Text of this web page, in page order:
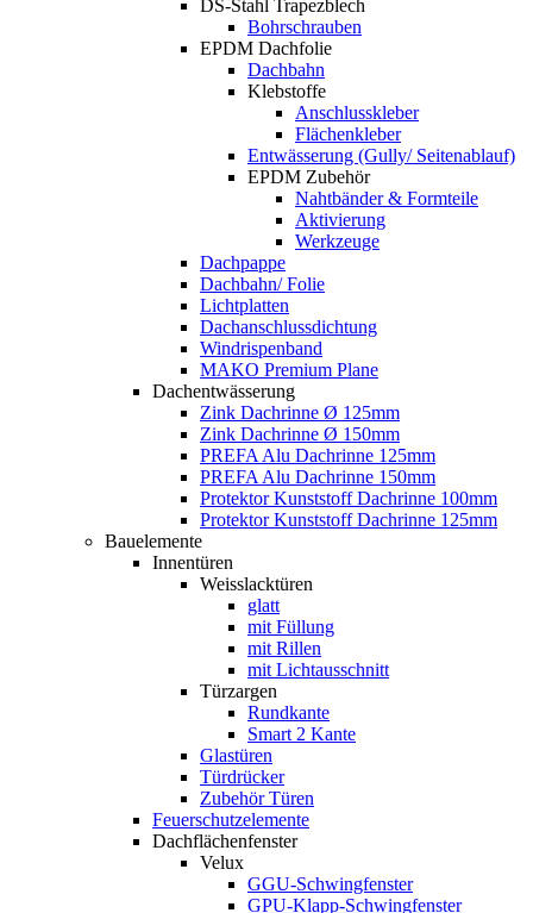
DS-Stahl Trapezblech
Bohrschrauben
EPDM Dachfolie
Dachbahn
Klebstoffe
Anschlusskleber
Flächenkleber
Entwässerung (Gully/ Seitenablauf)
EPDM Zubehör
Nahtbänder & Formteile
Aktivierung
Werkzeuge
Dachpappe
Dachbahn/ Folie
Lichtplatten
Dachanschlussdichtung
Windrispenband
MAKO Premium Plane
Dachentwässerung
Zink Dachrinne Ø 125mm
Zink Dachrinne Ø 150mm
PREFA Alu Dachrinne 125mm
PREFA Alu Dachrinne 150mm
Protektor Kunststoff Dachrinne 100mm
Protektor Kunststoff Dachrinne 125mm
Bauelemente
Innentüren
Weisslacktüren
glatt
mit Füllung
mit Rillen
mit Lichtausschnitt
Türzargen
Rundkante
Smart 2 Kante
Glastüren
Türdrücker
Zubehör Türen
Feuerschutzelemente
Dachflächenfenster
Velux
GGU-Schwingfenster
GPU-Klapp-Schwingfenster